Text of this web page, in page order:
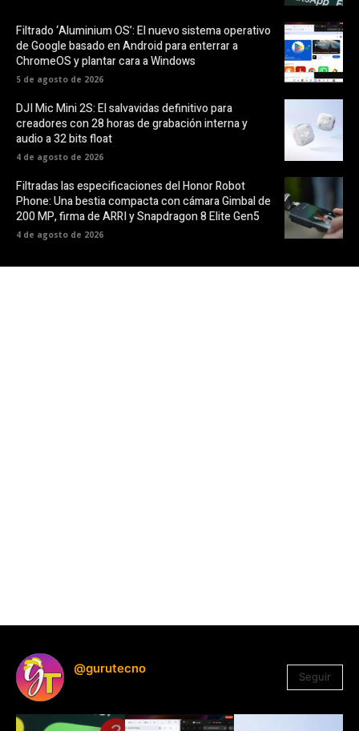
Filtrado ‘Aluminium OS’: El nuevo sistema operativo
de Google basado en Android para enterrar a
ChromeOS y plantar cara a Windows
5 de agosto de 2026
DJI Mic Mini 2S: El salvavidas definitivo para
creadores con 28 horas de grabación interna y
audio a 32 bits float
4 de agosto de 2026
Filtradas las especificaciones del Honor Robot
Phone: Una bestia compacta con cámara Gimbal de
200 MP, firma de ARRI y Snapdragon 8 Elite Gen5
4 de agosto de 2026
@gurutecno
Seguir